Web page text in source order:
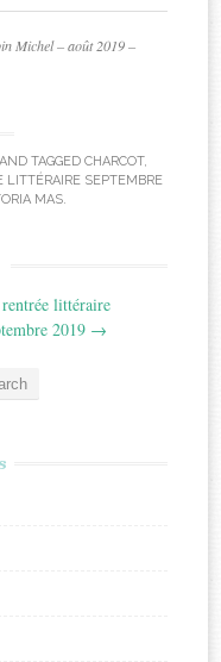
Michel – août 2019 –
AND TAGGED CHARCOT,
LITTÉRAIRE SEPTEMBRE
MAS.
littéraire
2019 →